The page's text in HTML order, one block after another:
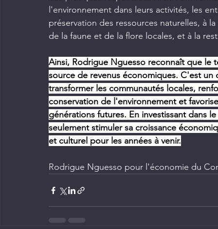
l'environnement dans leurs activités, les
préservation des ressources naturelles, à
de la faune et de la flore locales, et à la
Ainsi, Rodrigue Nguesso reconnaît que
source de revenus économiques. C'est
transformer les communautés locales,
conservation de l'environnement et
générations futures. En investissant dans
seulement stimuler sa croissance
et culturel pour les années à venir.
Rodrigue Nguesso pour l'économie du